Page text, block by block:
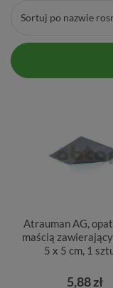
Sortuj po nazwie
Atrauman AG,
maścią
5 x 5 cm, 1
5,88 zł